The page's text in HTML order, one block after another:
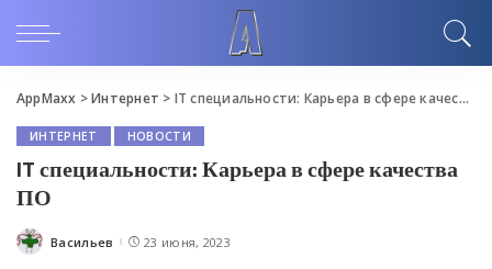
AppMaxx >Интернет > IT специальности: Карьера в сфере качества ПО
ИНТЕРНЕТ НОВОСТИ
IT специальности: Карьера в сфере качества
ПО
Posted
Васильев 23 июня, 2023